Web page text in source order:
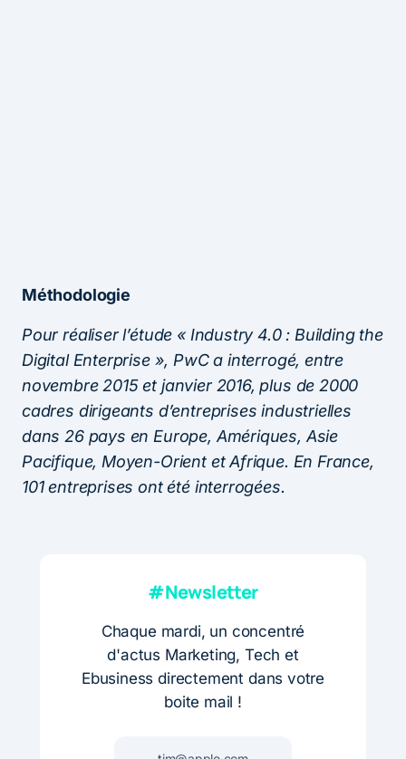
Méthodologie
Pour réaliser l’étude « Industry 4.0 : Building the
Digital Enterprise », PwC a interrogé, entre
novembre 2015 et janvier 2016, plus de 2000
cadres dirigeants d’entreprises industrielles
dans 26 pays en Europe, Amériques, Asie
Pacifique, Moyen-Orient et Afrique. En France,
101 entreprises ont été interrogées.
#Newsletter
Chaque mardi, un concentré
d'actus Marketing, Tech et
Ebusiness directement dans votre
boite mail !